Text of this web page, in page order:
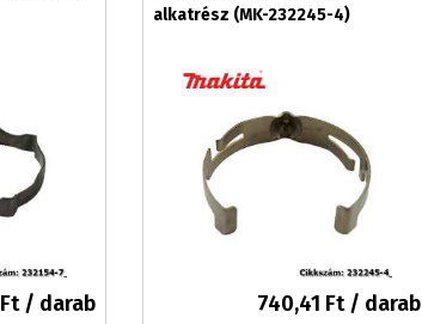
Ft / darab
alkatrész (MK-232245-4)
740,41 Ft / darab